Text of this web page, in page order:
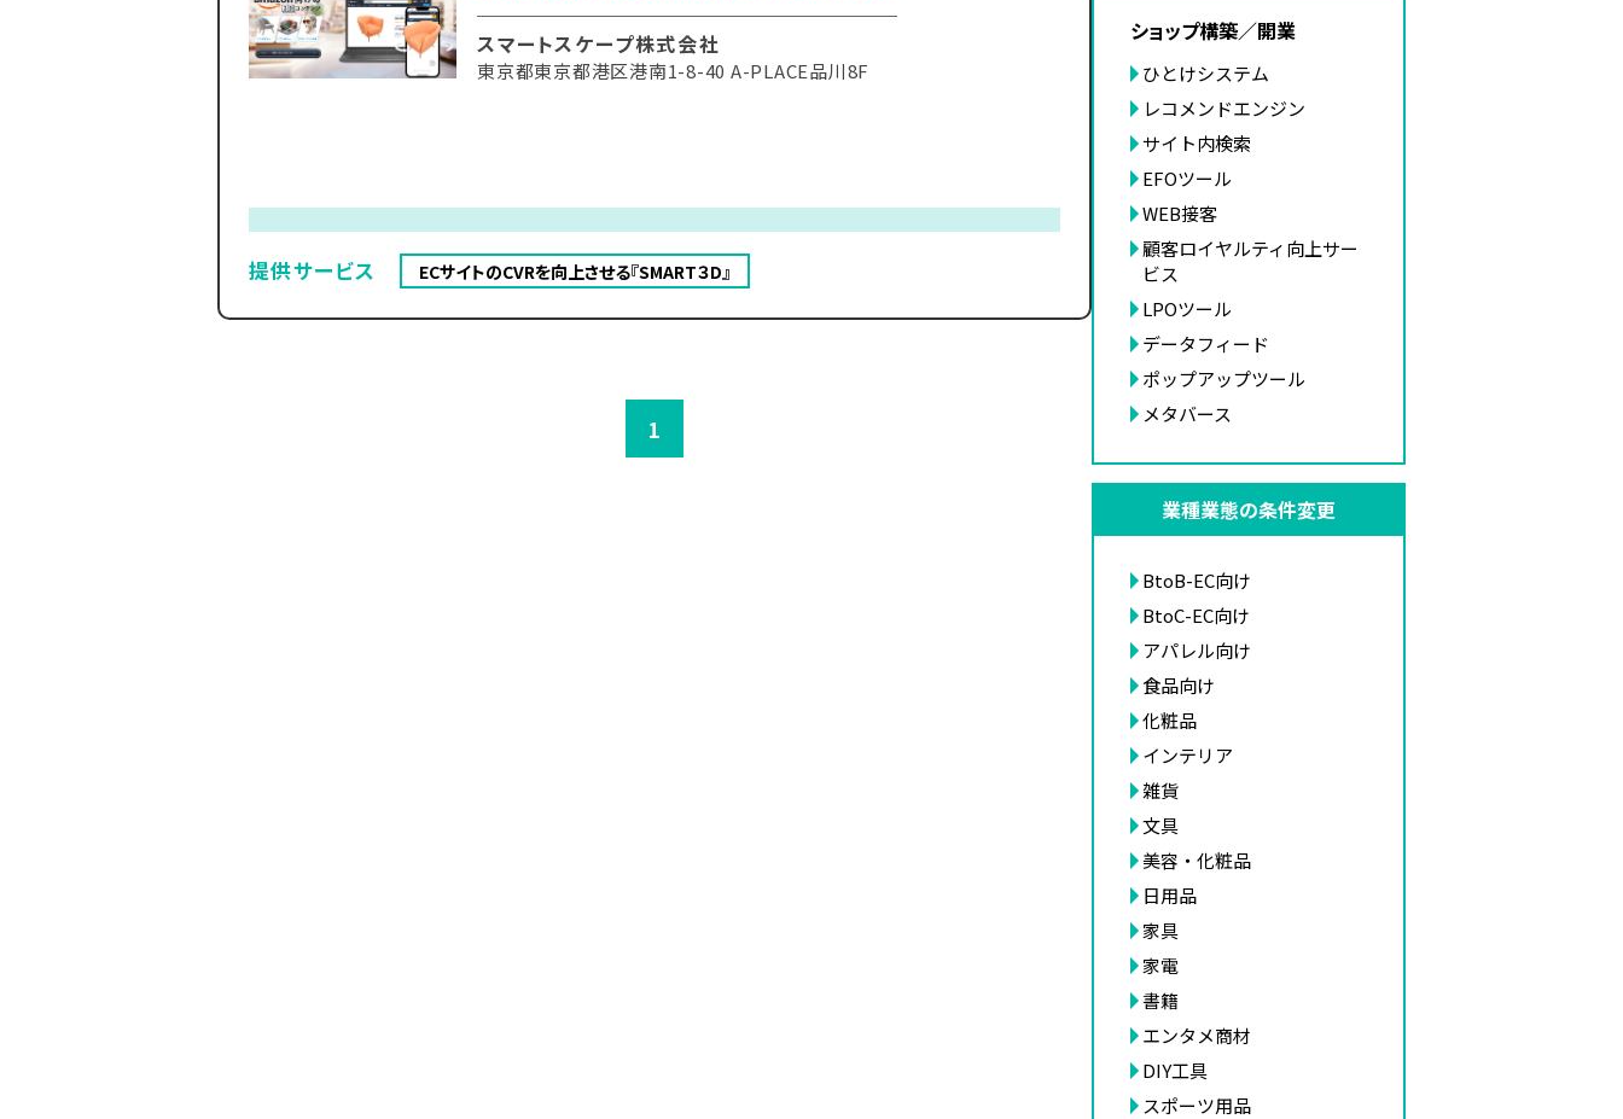
スマートスケープ株式会社
東京都東京都港区港南1-8-40 A-PLACE品川8F
提供サービス ECサイトのCVRを向上させる『SMART３D』
1
ショップ構築／開業
ひとけシステム
レコメンドエンジン
サイト内検索
EFOツール
WEB接客
顧客ロイヤルティ向上サー
ビス
LPOツール
データフィード
ポップアップツール
メタバース
業種業態の条件変更
BtoB-EC向け
BtoC-EC向け
アパレル向け
食品向け
化粧品
インテリア
雑貨
文具
美容・化粧品
日用品
家具
家電
書籍
エンタメ商材
DIY工具
スポーツ用品